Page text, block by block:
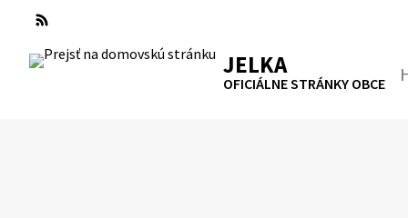
Preskočiť
na
obsah
RSS Mapa Tlačiť
JELKA
OFICIÁLNE STRÁNKY OBCE